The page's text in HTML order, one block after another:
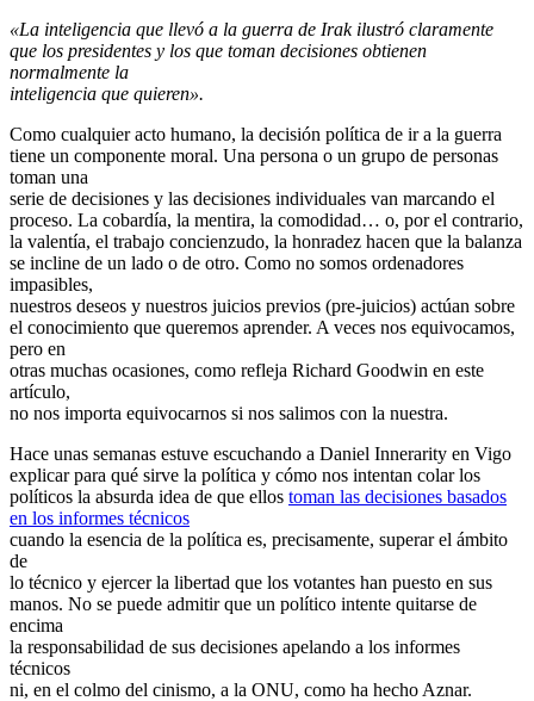
«La inteligencia que llevó a la guerra de Irak ilustró claramente
que los presidentes y los que toman decisiones obtienen
normalmente la
inteligencia que quieren».
Como cualquier acto humano, la decisión política de ir a la guerra
tiene un componente moral. Una persona o un grupo de personas
toman una
serie de decisiones y las decisiones individuales van marcando el
proceso. La cobardía, la mentira, la comodidad… o, por el contrario,
la valentía, el trabajo concienzudo, la honradez hacen que la balanza
se incline de un lado o de otro. Como no somos ordenadores
impasibles,
nuestros deseos y nuestros juicios previos (pre-juicios) actúan sobre
el conocimiento que queremos aprender. A veces nos equivocamos,
pero en
otras muchas ocasiones, como refleja Richard Goodwin en este
artículo,
no nos importa equivocarnos si nos salimos con la nuestra.
Hace unas semanas estuve escuchando a Daniel Innerarity en Vigo
explicar para qué sirve la política y cómo nos intentan colar los
políticos la absurda idea de que ellos toman las decisiones basados
en los informes técnicos
cuando la esencia de la política es, precisamente, superar el ámbito
de
lo técnico y ejercer la libertad que los votantes han puesto en sus
manos. No se puede admitir que un político intente quitarse de
encima
la responsabilidad de sus decisiones apelando a los informes
técnicos
ni, en el colmo del cinismo, a la ONU, como ha hecho Aznar.